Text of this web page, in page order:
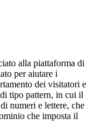
alla piattaforma di
per aiutare i
dei visitatori e
tipo pattern, in cui il
numeri e lettere, che
che imposta il